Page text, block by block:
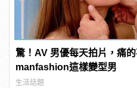
驚！AV 男優每天拍片，痛
manfashion這樣變型男
生活話題